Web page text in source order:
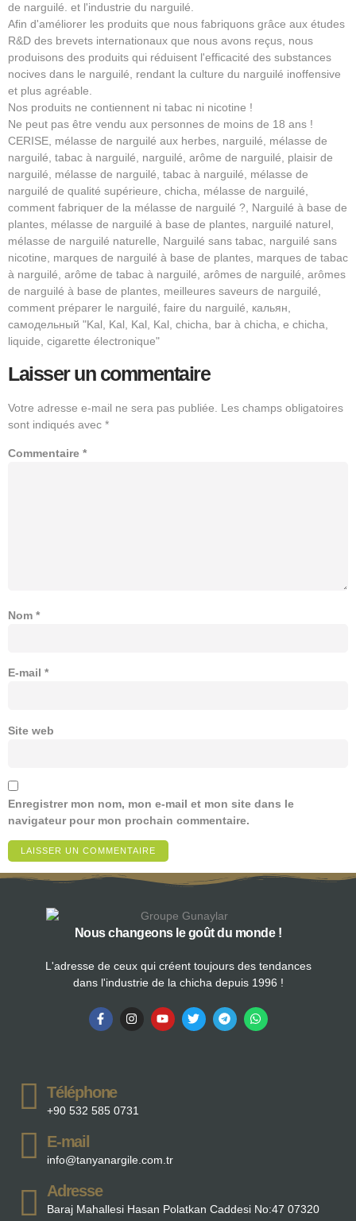
de narguilé. et l'industrie du narguilé.
Afin d'améliorer les produits que nous fabriquons grâce aux études
R&D des brevets internationaux que nous avons reçus, nous
produisons des produits qui réduisent l'efficacité des substances
nocives dans le narguilé, rendant la culture du narguilé inoffensive
et plus agréable.
Nos produits ne contiennent ni tabac ni nicotine !
Ne peut pas être vendu aux personnes de moins de 18 ans !
CERISE, mélasse de narguilé aux herbes, narguilé, mélasse de
narguilé, tabac à narguilé, narguilé, arôme de narguilé, plaisir de
narguilé, mélasse de narguilé, tabac à narguilé, mélasse de
narguilé de qualité supérieure, chicha, mélasse de narguilé,
comment fabriquer de la mélasse de narguilé ?, Narguilé à base de
plantes, mélasse de narguilé à base de plantes, narguilé naturel,
mélasse de narguilé naturelle, Narguilé sans tabac, narguilé sans
nicotine, marques de narguilé à base de plantes, marques de tabac
à narguilé, arôme de tabac à narguilé, arômes de narguilé, arômes
de narguilé à base de plantes, meilleures saveurs de narguilé,
comment préparer le narguilé, faire du narguilé, кальян,
самодельный "Kal, Kal, Kal, Kal, chicha, bar à chicha, e chicha,
liquide, cigarette électronique"
Laisser un commentaire
Votre adresse e-mail ne sera pas publiée.
Les champs obligatoires
sont indiqués avec *
Commentaire *
Nom *
E-mail *
Site web
Enregistrer mon nom, mon e-mail et mon site dans le
navigateur pour mon prochain commentaire.
Nous changeons le goût du monde !
L'adresse de ceux qui créent toujours des tendances
dans l'industrie de la chicha depuis 1996 !
Téléphone
+90 532 585 0731
E-mail
info@tanyanargile.com.tr
Adresse
Baraj Mahallesi Hasan Polatkan Caddesi No:47 07320